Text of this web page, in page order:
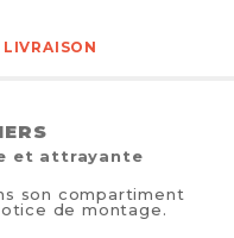
et attrayante
son compartiment
de montage.